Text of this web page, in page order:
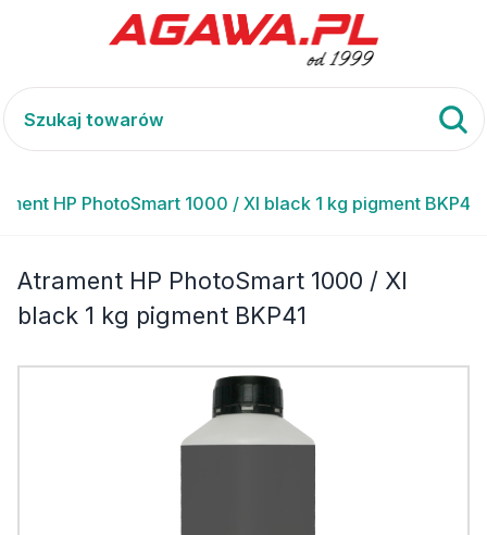
HP PhotoSmart 1000 / XI black 1 kg pigment BKP41
Atrament HP PhotoSmart 1000 / XI
black 1 kg pigment BKP41